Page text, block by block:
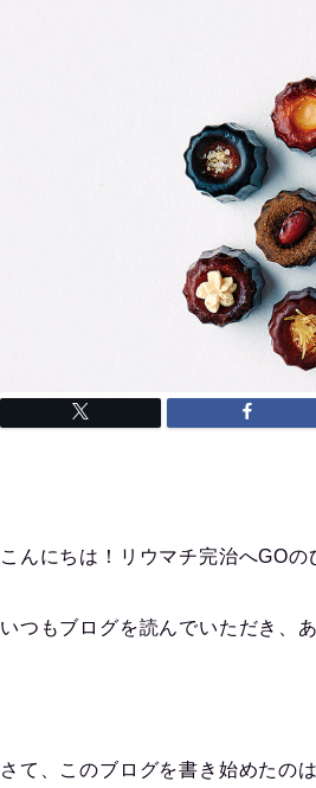
こんにちは！リウマチ完治へGOの
いつもブログを読んでいただき、
さて、このブログを書き始めたの